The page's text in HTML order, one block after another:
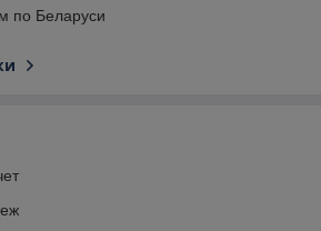
по Беларуси